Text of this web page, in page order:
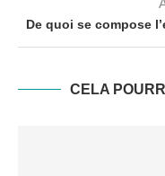
De quoi se compose
CELA